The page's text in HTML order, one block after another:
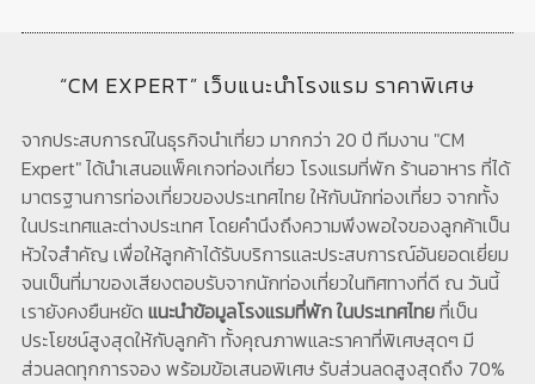
“CM EXPERT” เว็บแนะนำโรงแรม ราคาพิเศษ
จากประสบการณ์ในธุรกิจนำเที่ยว มากกว่า 20 ปี ทีมงาน "CM
Expert" ได้นำเสนอแพ็คเกจท่องเที่ยว โรงแรมที่พัก ร้านอาหาร ที่ได้
มาตรฐานการท่องเที่ยวของประเทศไทย ให้กับนักท่องเที่ยว จากทั้ง
ในประเทศและต่างประเทศ โดยคำนึงถึงความพึงพอใจของลูกค้าเป็น
หัวใจสำคัญ เพื่อให้ลูกค้าได้รับบริการและประสบการณ์อันยอดเยี่ยม
จนเป็นที่มาของเสียงตอบรับจากนักท่องเที่ยวในทิศทางที่ดี ณ วันนี้
เรายังคงยืนหยัด แนะนำข้อมูลโรงแรมที่พัก ในประเทศไทยที่เป็น
ประโยชน์สูงสุดให้กับลูกค้า ทั้งคุณภาพและราคาที่พิเศษสุดๆ มี
ส่วนลดทุกการจอง พร้อมข้อเสนอพิเศษ รับส่วนลดสูงสุดถึง 70%